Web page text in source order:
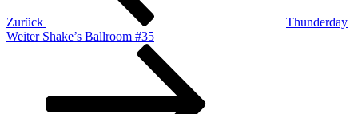
Zurück
Thunderday
Nächster
Weiter Shake’s Ballroom #35